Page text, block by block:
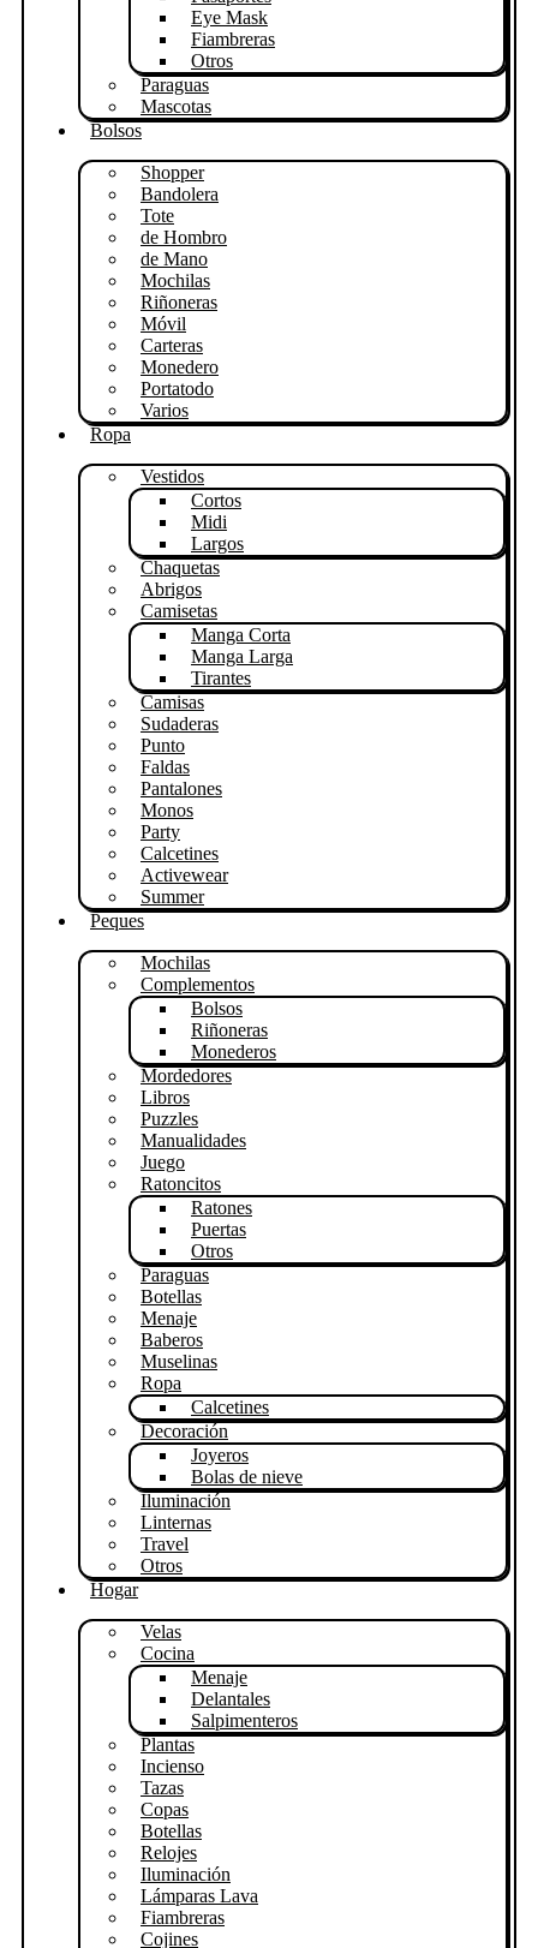
Eye Mask
Fiambreras
Otros
Paraguas
Mascotas
Bolsos
Shopper
Bandolera
Tote
de Hombro
de Mano
Mochilas
Riñoneras
Móvil
Carteras
Monedero
Portatodo
Varios
Ropa
Vestidos
Cortos
Midi
Largos
Chaquetas
Abrigos
Camisetas
Manga Corta
Manga Larga
Tirantes
Camisas
Sudaderas
Punto
Faldas
Pantalones
Monos
Party
Calcetines
Activewear
Summer
Peques
Mochilas
Complementos
Bolsos
Riñoneras
Monederos
Mordedores
Libros
Puzzles
Manualidades
Juego
Ratoncitos
Ratones
Puertas
Otros
Paraguas
Botellas
Menaje
Baberos
Muselinas
Ropa
Calcetines
Decoración
Joyeros
Bolas de nieve
Iluminación
Linternas
Travel
Otros
Hogar
Velas
Cocina
Menaje
Delantales
Salpimenteros
Plantas
Incienso
Tazas
Copas
Botellas
Relojes
Iluminación
Lámparas Lava
Fiambreras
Cojines